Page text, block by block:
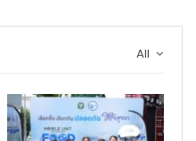
All